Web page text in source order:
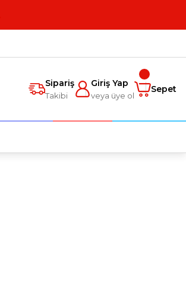
Sipariş
Takibi
Giriş Yap
veya üye ol
Sepet